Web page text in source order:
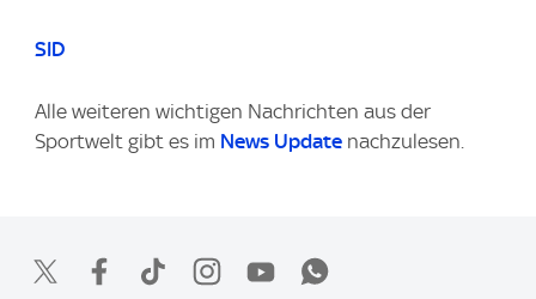
SID
Alle weiteren wichtigen Nachrichten aus der
Sportwelt gibt es im News Update nachzulesen.